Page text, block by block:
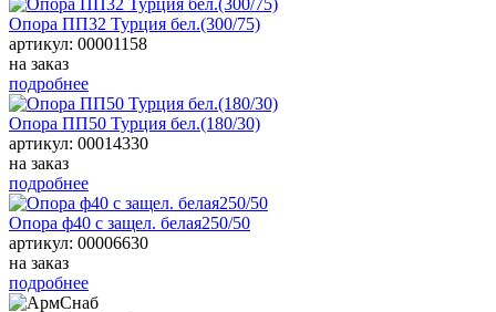
Опора ПП32 Турция бел.(300/75)
артикул: 00001158
на заказ
подробнее
Опора ПП50 Турция бел.(180/30)
артикул: 00014330
на заказ
подробнее
Опора ф40 с защел. белая250/50
артикул: 00006630
на заказ
подробнее